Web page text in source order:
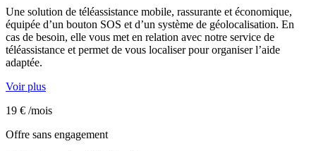
Une solution de téléassistance mobile, rassurante et économique,
équipée d’un bouton SOS et d’un système de géolocalisation. En
cas de besoin, elle vous met en relation avec notre service de
téléassistance et permet de vous localiser pour organiser l’aide
adaptée.
Voir plus
19 € /mois
Offre sans engagement